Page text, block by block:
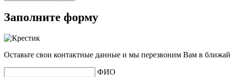
Заполните форму
Оставьте свои контактные данные и мы перезвоним Вам в
ФИО